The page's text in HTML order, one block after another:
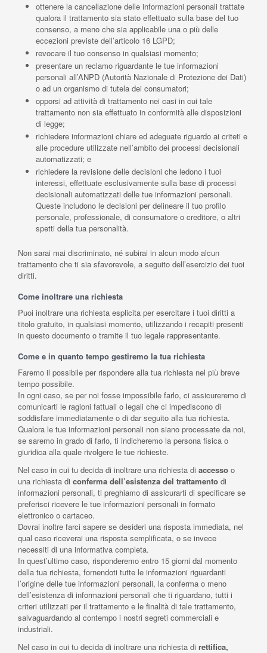
ottenere la cancellazione delle informazioni personali trattate
qualora il trattamento sia stato effettuato sulla base del tuo
consenso, a meno che sia applicabile una o più delle
eccezioni previste dell’articolo 16 LGPD;
revocare il tuo consenso in qualsiasi momento;
presentare un reclamo riguardante le tue informazioni
personali all’ANPD (Autorità Nazionale di Protezione dei Dati)
o ad un organismo di tutela dei consumatori;
opporsi ad attività di trattamento nei casi in cui tale
trattamento non sia effettuato in conformità alle disposizioni
di legge;
richiedere informazioni chiare ed adeguate riguardo ai criteti e
alle procedure utilizzate nell’ambito dei processi decisionali
automatizzati; e
richiedere la revisione delle decisioni che ledono i tuoi
interessi, effettuate esclusivamente sulla base di processi
decisionali automatizzati delle tue informazioni personali.
Queste includono le decisioni per delineare il tuo profilo
personale, professionale, di consumatore o creditore, o altri
spetti della tua personalità.
Non sarai mai discriminato, né subirai in alcun modo alcun
trattamento che ti sia sfavorevole, a seguito dell’esercizio dei tuoi
diritti.
Come inoltrare una richiesta
Puoi inoltrare una richiesta esplicita per esercitare i tuoi diritti a
titolo gratuito, in qualsiasi momento, utilizzando i recapiti presenti
in questo documento o tramite il tuo legale rappresentante.
Come e in quanto tempo gestiremo la tua richiesta
Faremo il possibile per rispondere alla tua richiesta nel più breve
tempo possibile.
In ogni caso, se per noi fosse impossibile farlo, ci assicureremo di
comunicarti le ragioni fattuali o legali che ci impediscono di
soddisfare immediatamente o di dar seguito alla tua richiesta.
Qualora le tue informazioni personali non siano processate da noi,
se saremo in grado di farlo, ti indicheremo la persona fisica o
giuridica alla quale rivolgere le tue richieste.
Nel caso in cui tu decida di inoltrare una richiesta di accesso o
una richiesta di conferma dell’esistenza del trattamento di
informazioni personali, ti preghiamo di assicurarti di specificare se
preferisci ricevere le tue informazioni personali in formato
elettronico o cartaceo.
Dovrai inoltre farci sapere se desideri una risposta immediata, nel
qual caso riceverai una risposta semplificata, o se invece
necessiti di una informativa completa.
In quest’ultimo caso, risponderemo entro 15 giorni dal momento
della tua richiesta, fornendoti tutte le informazioni riguardanti
l’origine delle tue informazioni personali, la conferma o meno
dell’esistenza di informazioni personali che ti riguardano, tutti i
criteri utilizzati per il trattamento e le finalità di tale trattamento,
salvaguardando al contempo i nostri segreti commerciali e
industriali.
Nel caso in cui tu decida di inoltrare una richiesta di rettifica,